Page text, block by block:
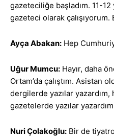
gazeteciliğe başladım. 11-12
gazeteci olarak
Ayça Abakan: Hep
Uğur Mumcu: Hayır, daha
Ortam’da çalıştım. Asistan
dergilerde yazılar
gazetelerde yazılar
Nuri Çolakoğlu: Bir de tiyatro